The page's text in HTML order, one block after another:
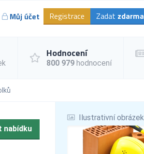
Můj účet Registrace Zadat zdarma
Hodnocení
800 979 hodnocení
Ilustrativní obrázek
nabídku